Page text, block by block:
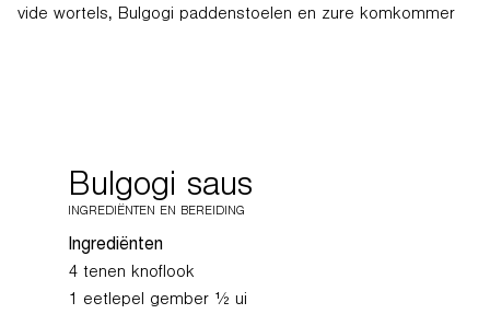
vide wortels, Bulgogi paddenstoelen en zure komkommer
Bulgogi saus
INGREDIËNTEN EN BEREIDING
Ingrediënten
4 tenen knoflook
1 eetlepel gember ½ ui